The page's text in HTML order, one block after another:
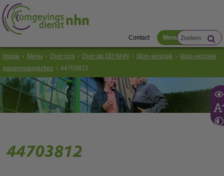
Contact Menu
Home Menu Over ons Over de OD NHN Woo-verzoek
Woo-verzoek
ganzenvangacties
44703812
44703812